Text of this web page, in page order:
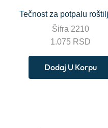
Tečnost za potpalu
Šifra 2210
1.075 RSD
Dodaj U Korpu